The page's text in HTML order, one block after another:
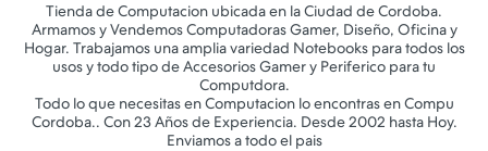
Tienda de Computacion ubicada en la Ciudad de Cordoba.
Armamos y Vendemos Computadoras Gamer, Diseño, Oficina y
Hogar. Trabajamos una amplia variedad Notebooks para todos los
usos y todo tipo de Accesorios Gamer y Periferico para tu
Computdora.
Todo lo que necesitas en Computacion lo encontras en Compu
Cordoba.. Con 23 Años de Experiencia. Desde 2002 hasta Hoy.
Enviamos a todo el pais